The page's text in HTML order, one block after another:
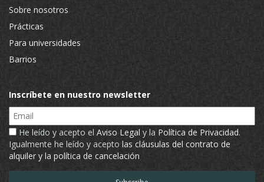
Sobre nosotros
Prácticas
Para universidades
Barrios
Inscríbete en nuestro newsletter
Email
He leído y acepto el Aviso Legal y la Política de Privacidad.
Igualmente he leído y acepto las cláusulas del contrato de
alquiler y la política de cancelación